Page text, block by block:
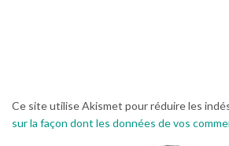
Ce site utilise Akismet pour réduire les
sur la façon dont les données de vos